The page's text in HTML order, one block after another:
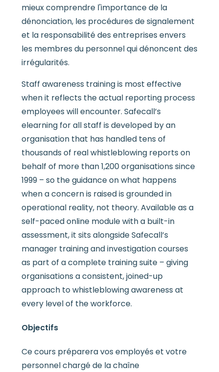
mieux comprendre l'importance de la
dénonciation, les procédures de signalement
et la responsabilité des entreprises envers
les membres du personnel qui dénoncent des
irrégularités.
Staff awareness training is most effective
when it reflects the actual reporting process
employees will encounter. Safecall’s
elearning for all staff is developed by an
organisation that has handled tens of
thousands of real whistleblowing reports on
behalf of more than 1,200 organisations since
1999 – so the guidance on what happens
when a concern is raised is grounded in
operational reality, not theory. Available as a
self-paced online module with a built-in
assessment, it sits alongside Safecall’s
manager training and investigation courses
as part of a complete training suite – giving
organisations a consistent, joined-up
approach to whistleblowing awareness at
every level of the workforce.
Objectifs
Ce cours préparera vos employés et votre
personnel chargé de la chaîne